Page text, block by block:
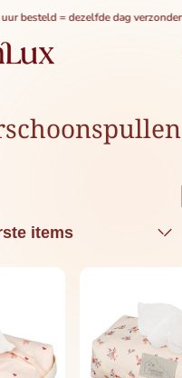
besteld = dezelfde dag verzonden.